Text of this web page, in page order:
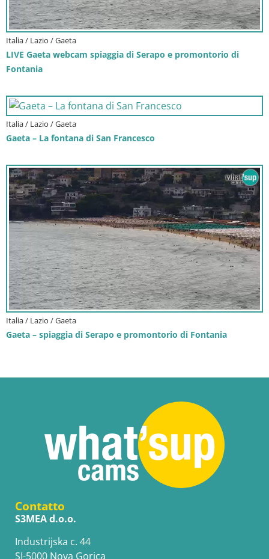
Italia / Lazio / Gaeta
LIVE Gaeta webcam spiaggia di Serapo e promontorio di
Fontania
Italia / Lazio / Gaeta
Gaeta – La fontana di San Francesco
Italia / Lazio / Gaeta
Gaeta – spiaggia di Serapo e promontorio di Fontania
Contatto
S3MEA d.o.o.
Industrijska c. 44
SI-5000 Nova Gorica